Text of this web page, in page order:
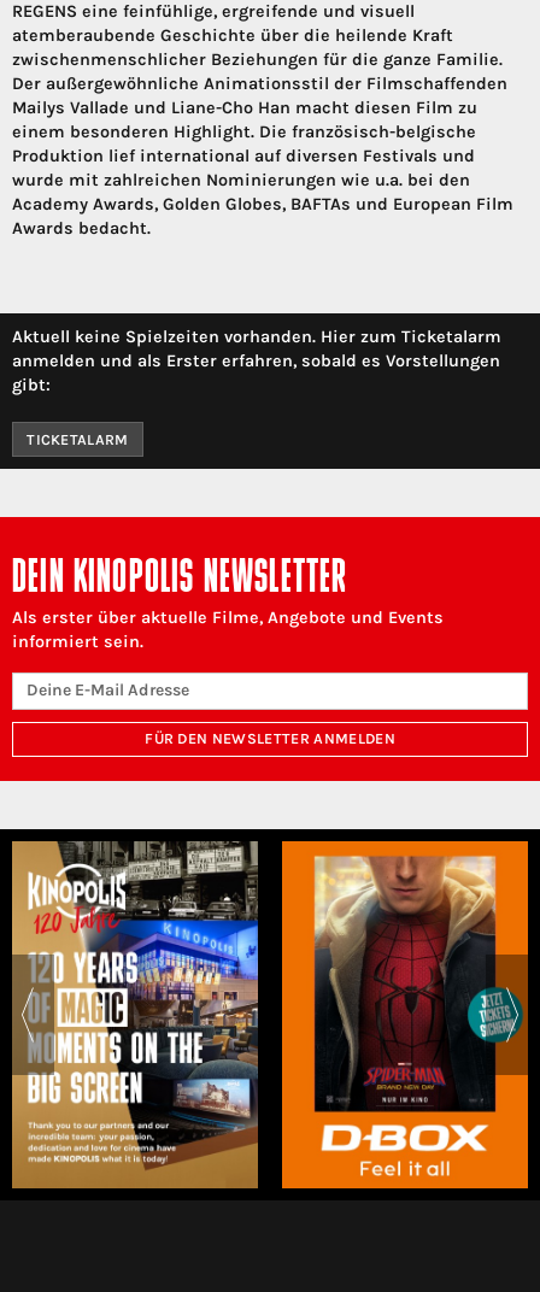
REGENS eine feinfühlige, ergreifende und visuell
atemberaubende Geschichte über die heilende Kraft
zwischenmenschlicher Beziehungen für die ganze Familie.
Der außergewöhnliche Animationsstil der Filmschaffenden
Mailys Vallade und Liane-Cho Han macht diesen Film zu
einem besonderen Highlight. Die französisch-belgische
Produktion lief international auf diversen Festivals und
wurde mit zahlreichen Nominierungen wie u.a. bei den
Academy Awards, Golden Globes, BAFTAs und European Film
Awards bedacht.
Aktuell keine Spielzeiten vorhanden. Hier zum Ticketalarm
anmelden und als Erster erfahren, sobald es Vorstellungen
gibt:
TICKETALARM
DEIN KINOPOLIS NEWSLETTER
Als erster über aktuelle Filme, Angebote und Events
informiert sein.
FÜR DEN NEWSLETTER ANMELDEN